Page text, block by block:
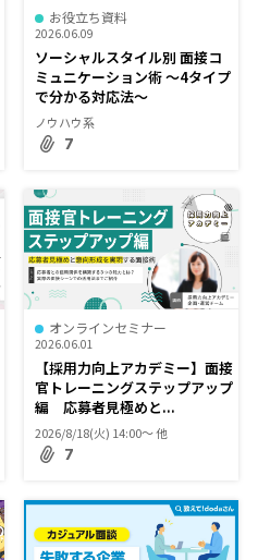
お役立ち資料
2026.06.09
ソーシャルスタイル別 面接コ
ミュニケーション術 ～4タイプ
で分かる対応法～
ノウハウ系
7
オンラインセミナー
2026.06.01
【採用力向上アカデミー】面接
官トレーニングステップアップ
編 応募者見極めと...
2026/8/18(火) 14:00〜 他
7